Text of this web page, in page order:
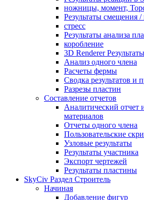
ножницы, момент,
Результаты смещения
стресс
Результаты анализа
коробление
3D Renderer Результаты
Анализ одного члена
Расчеты фермы
Сводка результатов и
Разрезы пластин
Составление отчетов
Аналитический отчет
материалов
Отчеты одного члена
Пользовательские
Узловые результаты
Результаты участника
Экспорт чертежей
Результаты пластины
SkyCiv Раздел Строитель
Начиная
Добавление фигур